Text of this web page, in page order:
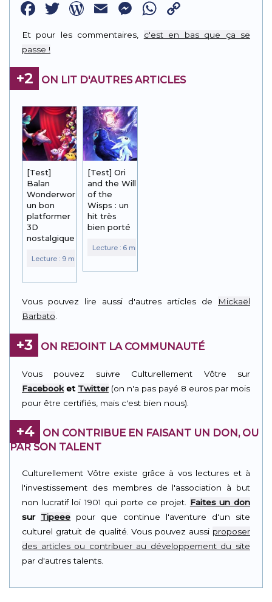
Facebook
Twitter
WordPress
EmailMessenger
WhatsApp
Link
Et pour les commentaires, c'est en bas que ça se
passe !
+2 ON LIT D'AUTRES ARTICLES
[Test]
Balan
Wonderworld :
un bon
platformer
3D
nostalgique
[Test] Ori
and the Will
of the
Wisps : un
hit très
bien porté
Vous pouvez lire aussi d'autres articles de
Mickaël
Barbato
+3 ON REJOINT LA COMMUNAUTÉ
Vous pouvez suivre Culturellement Vôtre sur
Facebooket Twitter(on n'a pas payé 8 euros par mois
pour être certifiés, mais c'est bien nous).
+4
ON CONTRIBUE EN FAISANT UN DON, OU
PAR SON TALENT
Culturellement Vôtre existe grâce à vos lectures et à
l'investissement des membres de l'association à but
non lucratif loi 1901 qui porte ce projet. Faites un don
sur Tipeee pour que continue l'aventure d'un site
culturel gratuit de qualité. Vous pouvez aussi proposer
des articles ou contribuer au développement du site
par d'autres talents.